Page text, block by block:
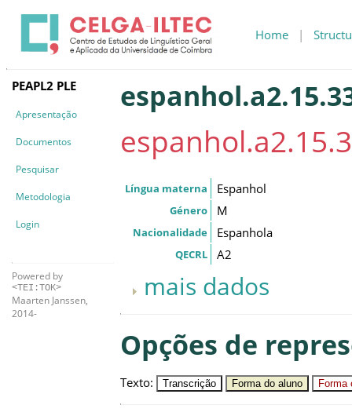
Home |
PEAPL2 PLE
Apresentação
Documentos
Pesquisar
Metodologia
Login
Powered by
<TEI:TOK>
Maarten Janssen,
2014-
Língua materna Espanhol
Género M
Nacionalidade Espanhola
QECRL A2
mais dados
Opções de
Texto: Transcrição Forma do aluno Forma